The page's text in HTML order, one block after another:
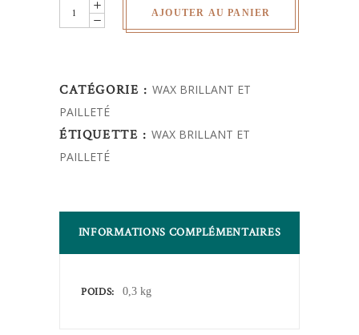
Wax
brillant
AJOUTER AU PANIER
CATÉGORIE :WAX BRILLANT ET
PAILLETÉ
ÉTIQUETTE :WAX BRILLANT ET
PAILLETÉ
INFORMATIONS COMPLÉMENTAIRES
POIDS 0,3 kg